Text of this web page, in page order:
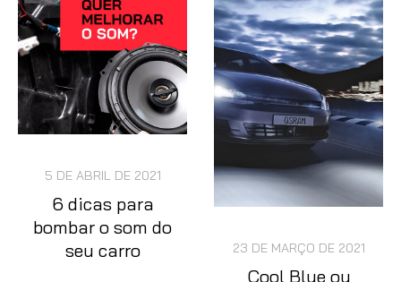
5 DE ABRIL DE 2021
6 dicas para
bombar o som do
seu carro
23 DE MARÇO DE 2021
Cool Blue ou